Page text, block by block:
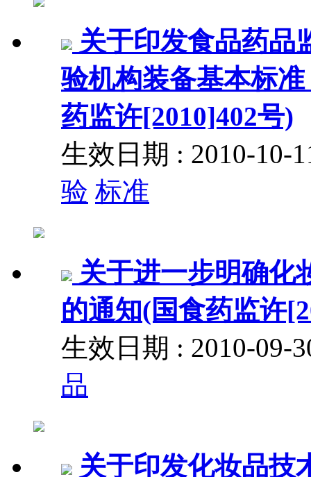
关于印发食品药品
验机构装备基本标
药监许[2010]402号)
生效日期 : 2010-10-
验 标准
关于进一步明确化
的通知(国食药监许
生效日期 : 2010-09-
品
关于印发化妆品技